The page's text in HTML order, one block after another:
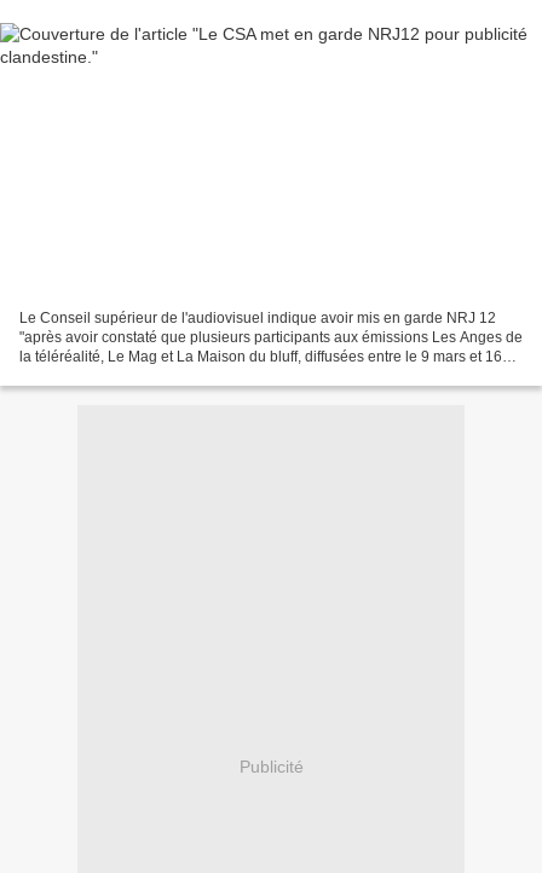
Le Conseil supérieur de l'audiovisuel indique avoir mis en garde NRJ 12
"après avoir constaté que plusieurs participants aux émissions Les Anges de
la téléréalité, Le Mag et La Maison du bluff, diffusées entre le 9 mars et 16
Publicité